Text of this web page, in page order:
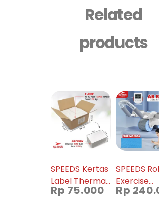
Related
products
SPEEDS Kertas
Label Thermal
Barcode
Rp 75.000
SPEEDS
Exercise
Fitness
Rp